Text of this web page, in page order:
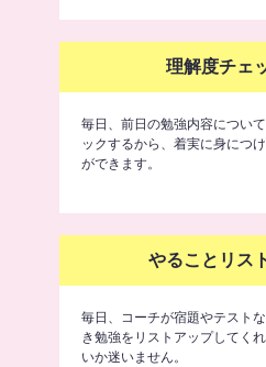
理解度チェ
毎日、前日の勉強内容につい
ックするから、着実に身につ
ができます。
やることリス
毎日、コーチが宿題やテスト
き勉強をリストアップしてく
いか迷いません。